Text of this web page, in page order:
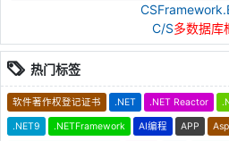
C/S多数据库
热门标签
软件著作权登记证书 .NET .NET Reactor
.NET9 .NETFramework AI编程 APP